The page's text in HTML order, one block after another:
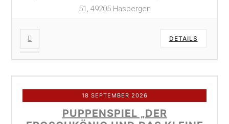
51, 49205 Hasbergen
DETAILS
18 SEPTEMBER 2026
PUPPENSPIEL „DER